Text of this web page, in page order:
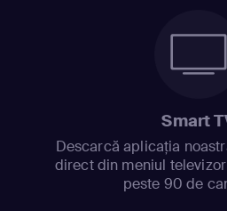
Smart
Descarcă aplicația
direct din meniul
peste 90 de